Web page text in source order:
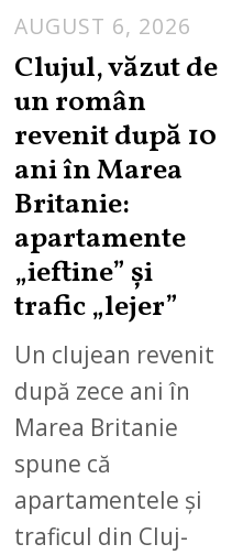
AUGUST 6, 2026
Clujul, văzut de
un român
revenit după 10
ani în Marea
Britanie:
apartamente
„ieftine” și
trafic „lejer”
Un clujean revenit
după zece ani în
Marea Britanie
spune că
apartamentele și
traficul din Cluj-